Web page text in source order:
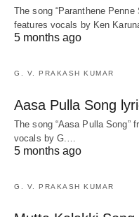
The song “Paranthene Penne
features vocals by Ken
5 months ago
G. V. PRAKASH KUMAR
Aasa Pulla Song
The song “Aasa Pulla Song”
vocals by G.…
5 months ago
G. V. PRAKASH KUMAR